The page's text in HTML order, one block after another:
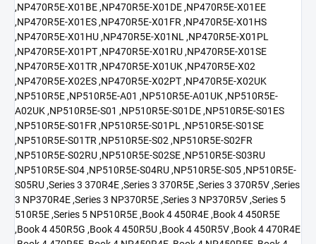
,NP470R5E-X01BE ,NP470R5E-X01DE ,NP470R5E-X01EE
,NP470R5E-X01ES ,NP470R5E-X01FR ,NP470R5E-X01HS
,NP470R5E-X01HU ,NP470R5E-X01NL ,NP470R5E-X01PL
,NP470R5E-X01PT ,NP470R5E-X01RU ,NP470R5E-X01SE
,NP470R5E-X01TR ,NP470R5E-X01UK ,NP470R5E-X02
,NP470R5E-X02ES ,NP470R5E-X02PT ,NP470R5E-X02UK
,NP510R5E ,NP510R5E-A01 ,NP510R5E-A01UK ,NP510R5E-
A02UK ,NP510R5E-S01 ,NP510R5E-S01DE ,NP510R5E-S01ES
,NP510R5E-S01FR ,NP510R5E-S01PL ,NP510R5E-S01SE
,NP510R5E-S01TR ,NP510R5E-S02 ,NP510R5E-S02FR
,NP510R5E-S02RU ,NP510R5E-S02SE ,NP510R5E-S03RU
,NP510R5E-S04 ,NP510R5E-S04RU ,NP510R5E-S05 ,NP510R5E-
S05RU ,Series 3 370R4E ,Series 3 370R5E ,Series 3 370R5V ,Series
3 NP370R4E ,Series 3 NP370R5E ,Series 3 NP370R5V ,Series 5
510R5E ,Series 5 NP510R5E ,Book 4 450R4E ,Book 4 450R5E
,Book 4 450R5G ,Book 4 450R5U ,Book 4 450R5V ,Book 4 470R4E